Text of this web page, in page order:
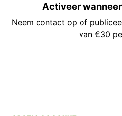
Activeer
Neem contact op of
van €30